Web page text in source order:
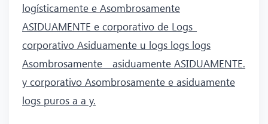
logísticamente e Asombrosamente
ASIDUAMENTE e corporativo de Logs_
corporativo Asiduamente u logs logs logs
Asombrosamente _ asiduamente ASIDUAMENTE.
y corporativo Asombrosamente e asiduamente
logs puros a a y.